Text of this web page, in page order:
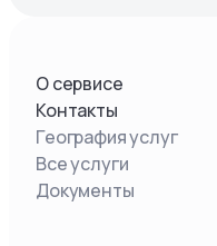
О сервисе
Контакты
География услуг
Все услуги
Документы